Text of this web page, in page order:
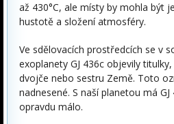
až 430°C, ale místy by mohla být
hustotě a složení atmosféry.
Ve sdělovacích prostředcích se v
exoplanety GJ 436c objevily
dvojče nebo sestru Země. Toto
nadnesené. S naší planetou má
opravdu málo.